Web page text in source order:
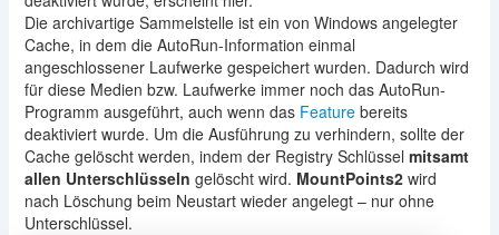
Die archivartige Sammelstelle ist ein von Windows angelegter
Cache, in dem die AutoRun-Information einmal
angeschlossener Laufwerke gespeichert wurden. Dadurch wird
für diese Medien bzw. Laufwerke immer noch das AutoRun-
Programm ausgeführt, auch wenn das Featurebereits
deaktiviert wurde. Um die Ausführung zu verhindern, sollte der
Cache gelöscht werden, indem der Registry Schlüssel mitsamt
allen Unterschlüsseln gelöscht wird. MountPoints2wird
nach Löschung beim Neustart wieder angelegt – nur ohne
Unterschlüssel.